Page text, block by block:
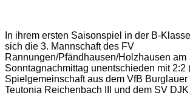
In ihrem ersten Saisonspiel in der B-
sich die 3. Mannschaft des FV
Rannungen/Pfändhausen/Holzhausen am
Sonntagnachmittag unentschieden mit 2:2
Spielgemeinschaft aus dem VfB Burglauer
Teutonia Reichenbach III und dem SV